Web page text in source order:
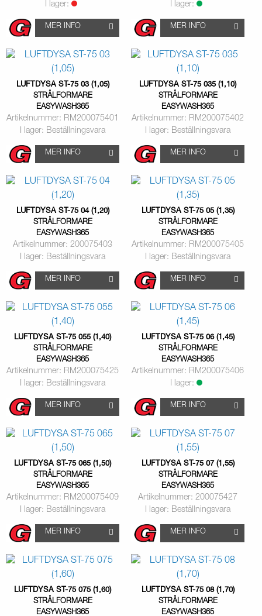
I lager:
MER INFO
I lager:
MER INFO
LUFTDYSA ST-75 03 (1,05)
STRÅLFORMARE
EASYWASH365
Artikelnummer: RM200075401
I lager: Beställningsvara
MER INFO
LUFTDYSA ST-75 035 (1,10)
STRÅLFORMARE
EASYWASH365
Artikelnummer: RM200075402
I lager: Beställningsvara
MER INFO
LUFTDYSA ST-75 04 (1,20)
STRÅLFORMARE
EASYWASH365
Artikelnummer: 200075403
I lager: Beställningsvara
MER INFO
LUFTDYSA ST-75 05 (1,35)
STRÅLFORMARE
EASYWASH365
Artikelnummer: RM200075405
I lager: Beställningsvara
MER INFO
LUFTDYSA ST-75 055 (1,40)
STRÅLFORMARE
EASYWASH365
Artikelnummer: RM200075425
I lager: Beställningsvara
MER INFO
LUFTDYSA ST-75 06 (1,45)
STRÅLFORMARE
EASYWASH365
Artikelnummer: RM200075406
I lager:
MER INFO
LUFTDYSA ST-75 065 (1,50)
STRÅLFORMARE
EASYWASH365
Artikelnummer: RM200075409
I lager: Beställningsvara
MER INFO
LUFTDYSA ST-75 07 (1,55)
STRÅLFORMARE
EASYWASH365
Artikelnummer: 200075427
I lager: Beställningsvara
MER INFO
LUFTDYSA ST-75 075 (1,60)
STRÅLFORMARE
EASYWASH365
LUFTDYSA ST-75 08 (1,70)
STRÅLFORMARE
EASYWASH365